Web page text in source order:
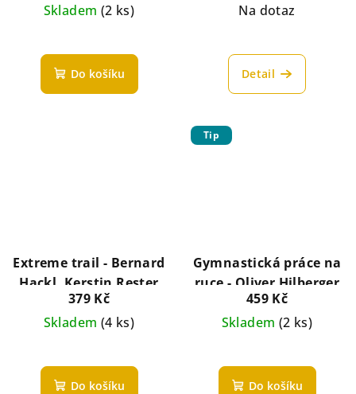
Skladem (2 ks)
Do košíku
Na dotaz
Detail
Extreme trail - Bernard
Hackl, Kerstin Rester
379 Kč
Skladem (4 ks)
Do košíku
Tip
Gymnastická práce na
ruce - Oliver Hilberger
459 Kč
Skladem (2 ks)
Do košíku